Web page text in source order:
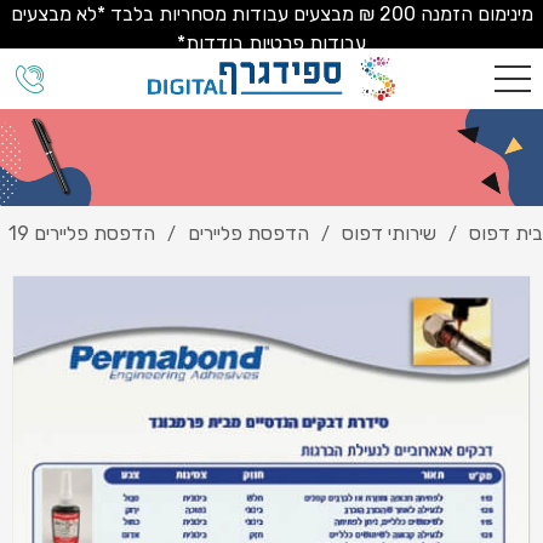
מינימום הזמנה 200 ₪ מבצעים עבודות מסחריות בלבד *לא מבצעים
עבודות פרטיות בודדות*
בית דפוס / שירותי דפוס / הדפסת פליירים / הדפסת פליירים 19